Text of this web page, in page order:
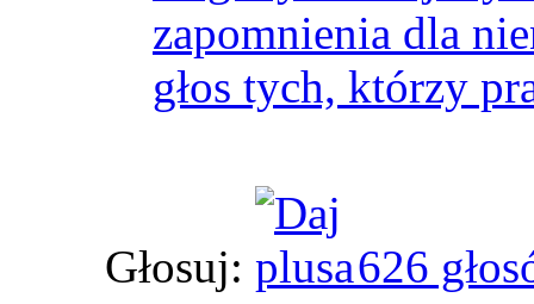
zapomnienia dla
głos tych, którzy
Głosuj: 626